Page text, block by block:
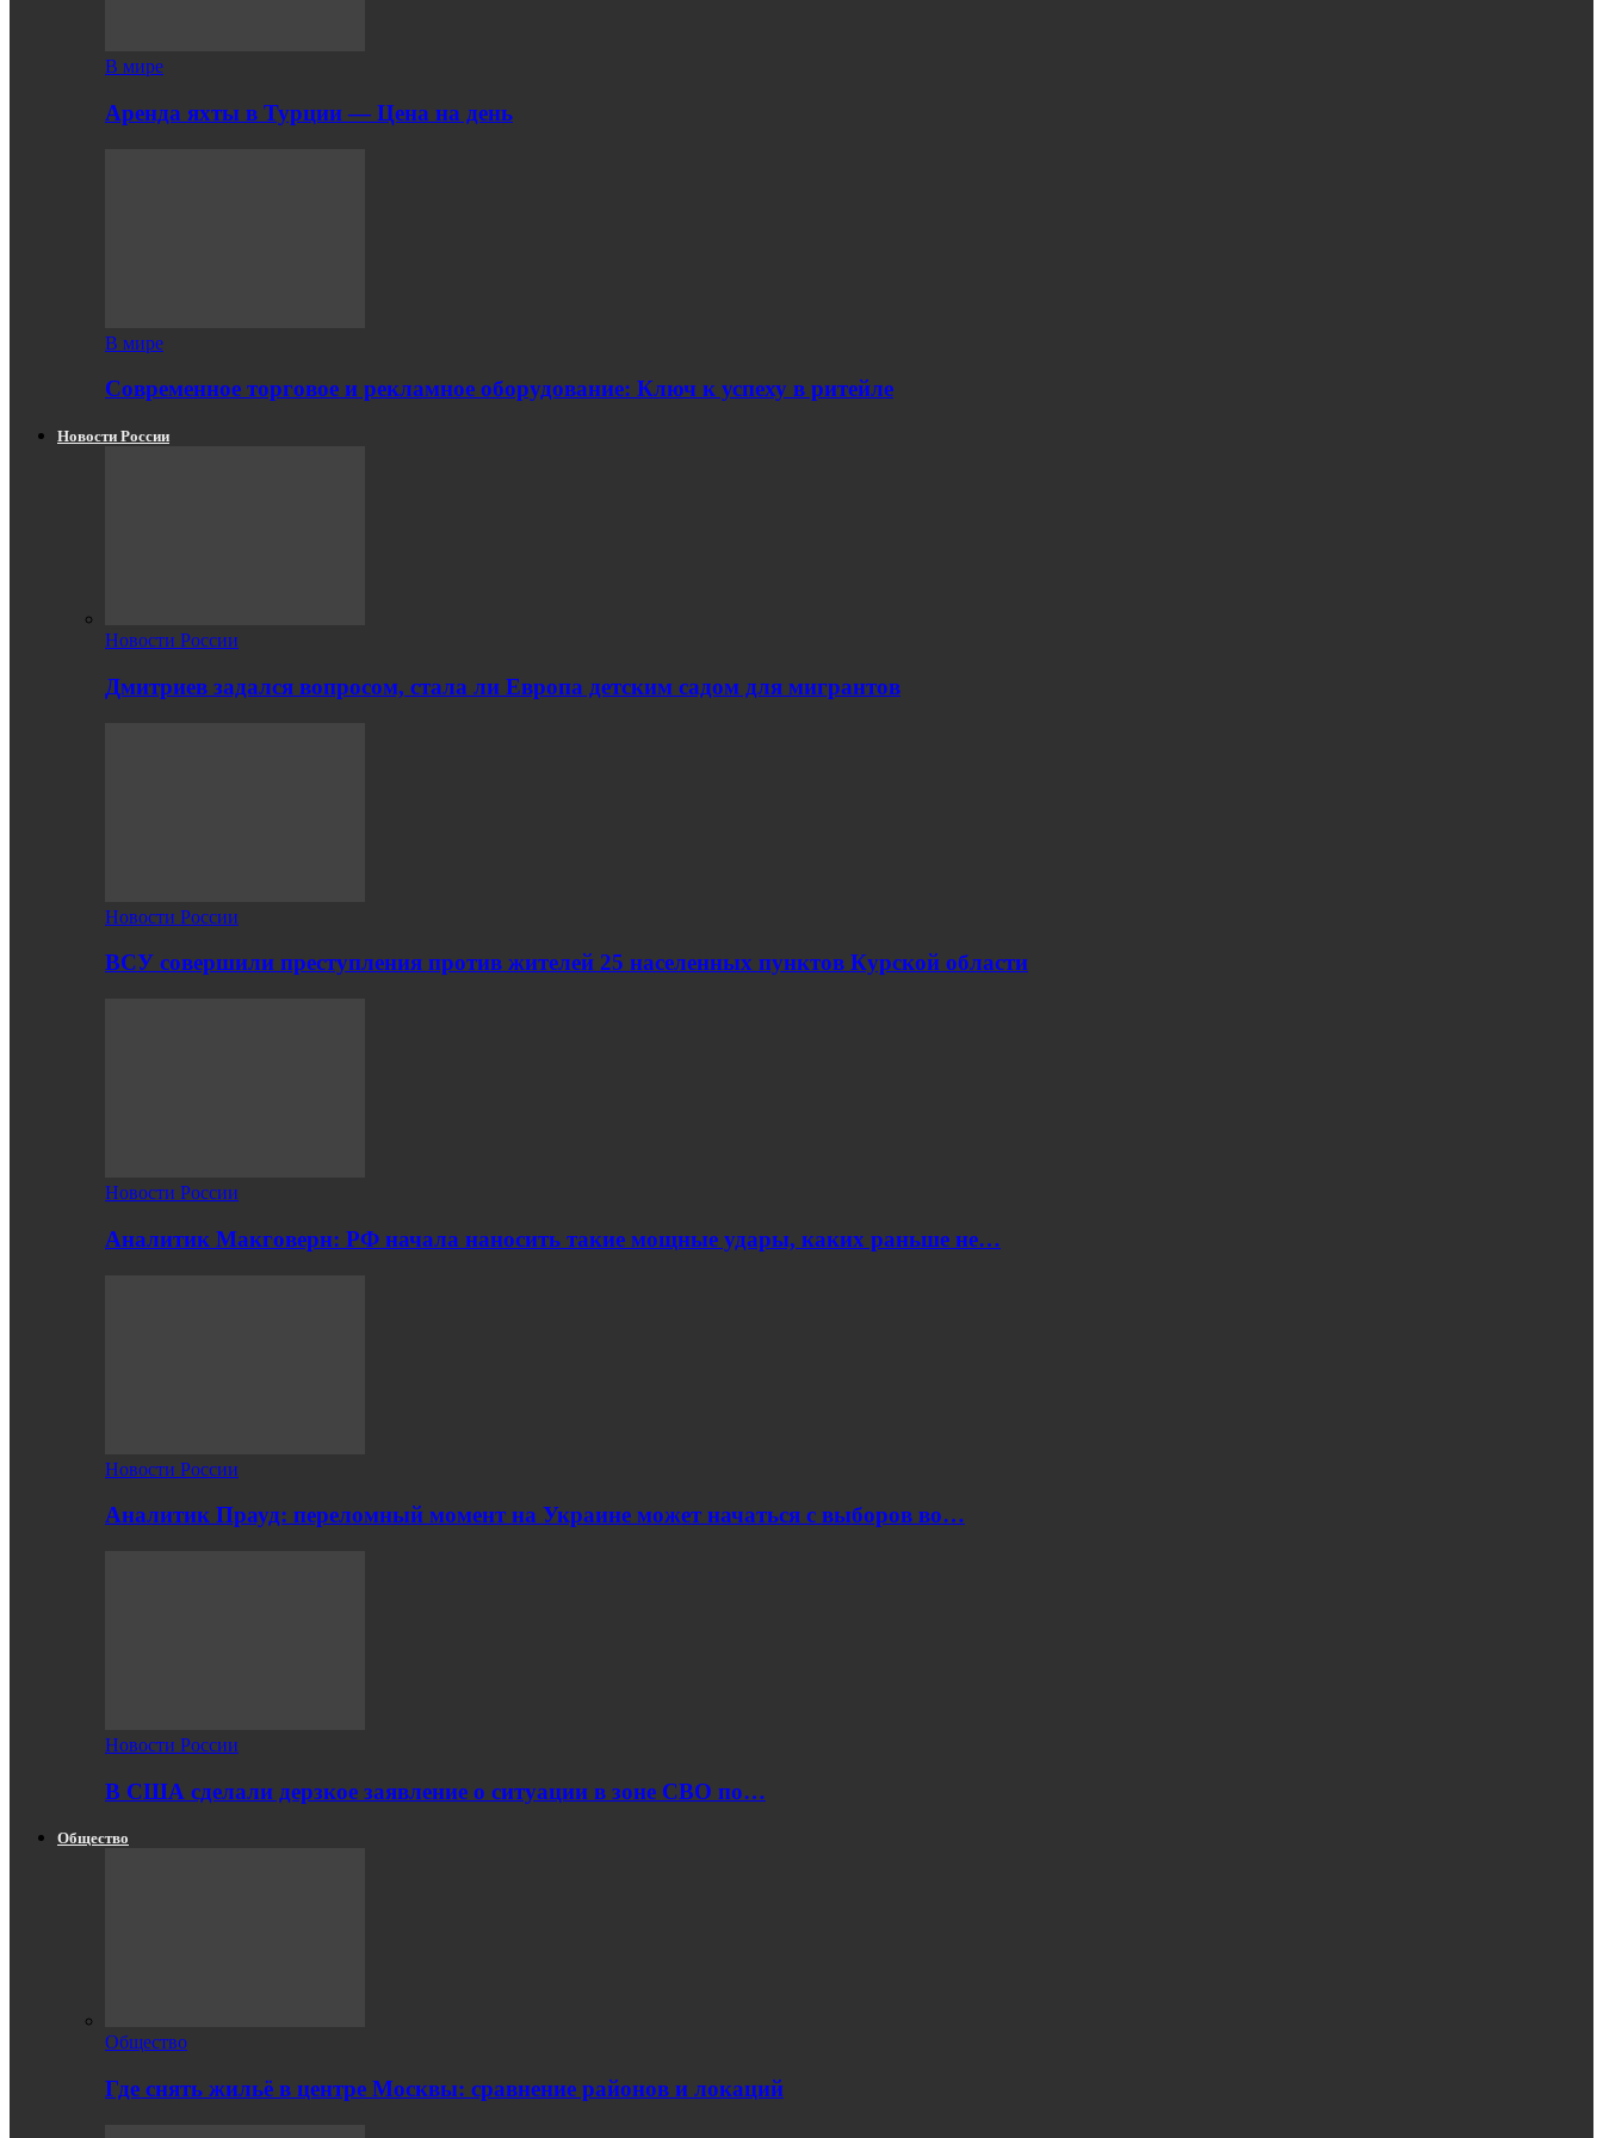
В мире
Аренда яхты в Турции — Цена на день
В мире
Современное торговое и рекламное оборудование: Ключ к успеху в ритейле
Новости России
Новости России
Дмитриев задался вопросом, стала ли Европа детским садом для мигрантов
Новости России
ВСУ совершили преступления против жителей 25 населенных пунктов Курской области
Новости России
Аналитик Макговерн: РФ начала наносить такие мощные удары, каких раньше не…
Новости России
Аналитик Прауд: переломный момент на Украине может начаться с выборов во…
Новости России
В США сделали дерзкое заявление о ситуации в зоне СВО по…
Общество
Общество
Где снять жильё в центре Москвы: сравнение районов и локаций